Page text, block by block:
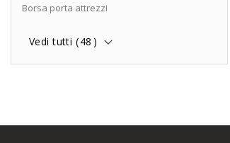
Borsa porta attrezzi
Vedi tutti (48 )